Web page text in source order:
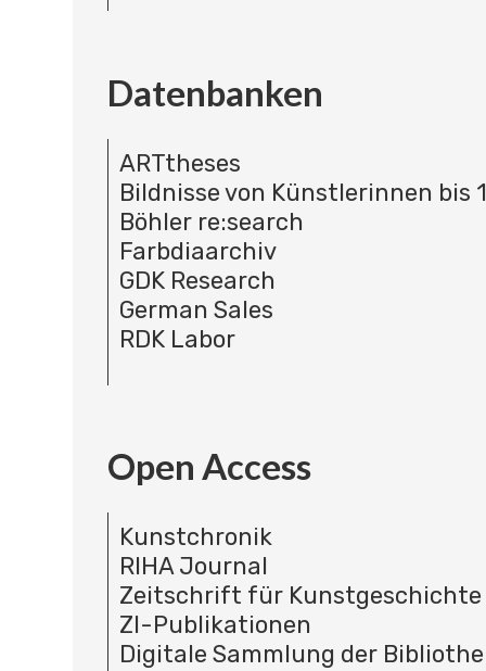
Datenbanken
ARTtheses
Bildnisse von Künstlerinnen bis
Böhler re:search
Farbdiaarchiv
GDK Research
German Sales
RDK Labor
Open Access
Kunstchronik
RIHA Journal
Zeitschrift für Kunstgeschichte
ZI-Publikationen
Digitale Sammlung der